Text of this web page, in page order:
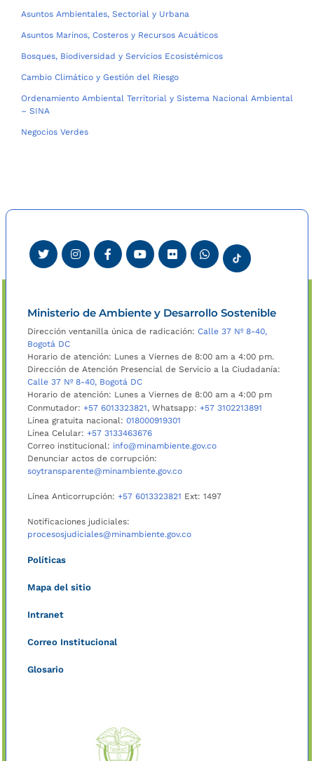
Asuntos Ambientales, Sectorial y Urbana
Asuntos Marinos, Costeros y Recursos Acuáticos
Bosques, Biodiversidad y Servicios Ecosistémicos
Cambio Climático y Gestión del Riesgo
Ordenamiento Ambiental Territorial y Sistema Nacional Ambiental
– SINA
Negocios Verdes
Ministerio de Ambiente y Desarrollo Sostenible
Dirección ventanilla única de radicación: Calle 37 Nº 8-40,
Bogotá DC
Horario de atención: Lunes a Viernes de 8:00 am a 4:00 pm.
Dirección de Atención Presencial de Servicio a la Ciudadanía:
Calle 37 Nº 8-40, Bogotá DC
Horario de atención: Lunes a Viernes de 8:00 am a 4:00 pm
Conmutador: +57 6013323821, Whatsapp: +57 3102213891
Línea gratuita nacional: 018000919301
Línea Celular: +57 3133463676
Correo institucional: info@minambiente.gov.co
Denunciar actos de corrupción:
soytransparente@minambiente.gov.co
Línea Anticorrupción: +57 6013323821 Ext: 1497
Notificaciones judiciales:
procesosjudiciales@minambiente.gov.co
Políticas
Mapa del sitio
Intranet
Correo Institucional
Glosario